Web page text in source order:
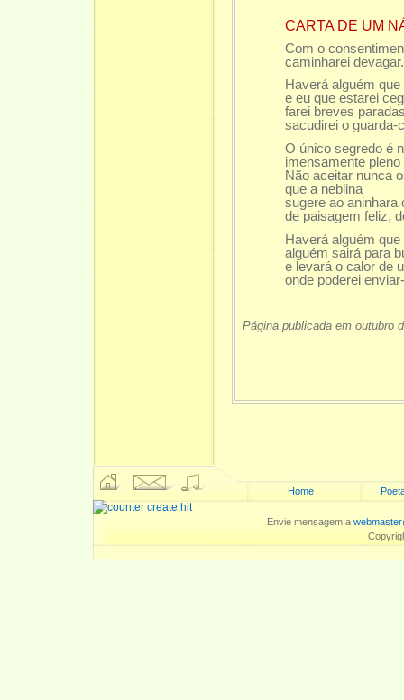
CARTA DE UM
Com o
caminharei devagar.
Haverá alguém
e eu que estarei
farei breves
sacudirei o guarda-
O único segredo é
imensamente
Não aceitar nunca
que a neblina
sugere ao
de paisagem feliz,
Haverá alguém
alguém sairá para
e levará o calor de
onde poderei
Página publicada em outubro
Home
Envie mensagem a